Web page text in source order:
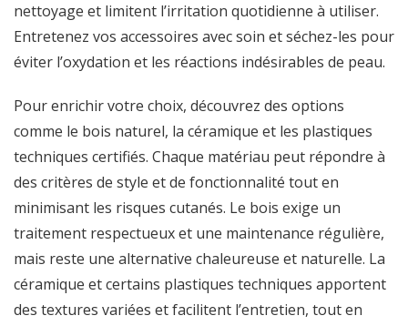
nettoyage et limitent l’irritation quotidienne à utiliser.
Entretenez vos accessoires avec soin et séchez-les pour
éviter l’oxydation et les réactions indésirables de peau.
Pour enrichir votre choix, découvrez des options
comme le bois naturel, la céramique et les plastiques
techniques certifiés. Chaque matériau peut répondre à
des critères de style et de fonctionnalité tout en
minimisant les risques cutanés. Le bois exige un
traitement respectueux et une maintenance régulière,
mais reste une alternative chaleureuse et naturelle. La
céramique et certains plastiques techniques apportent
des textures variées et facilitent l’entretien, tout en